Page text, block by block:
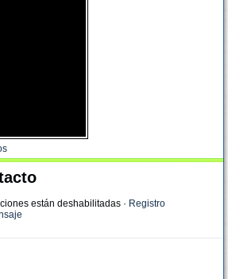
están deshabilitadas · Registro